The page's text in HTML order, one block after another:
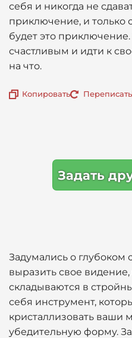
себя и никогда не
приключение, и только
будет это
счастливым и идти к
на что.
Копировать Переписать
Задать
Задумались о глубоком
выразить свое
складываются в
себя инструмент,
кристаллизовать ваши
убедительную форму.